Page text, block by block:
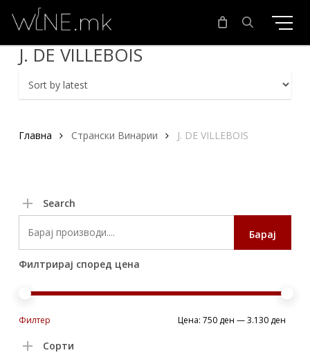
main
content
search
J. DE VILLEBOIS
Главна Странски Винарии J. DE VILLEBOIS
Search
Барај
Филтрирај според цена
Филтер Цена:750 ден —3.130 ден
Сорти